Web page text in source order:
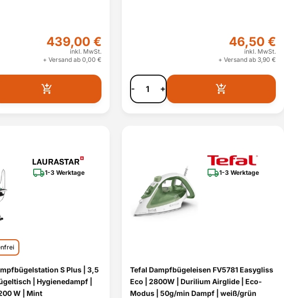
439,00 €
inkl. MwSt.
+ Versand ab 0,00 €
46,50 €
inkl. MwSt.
+ Versand ab 3,90 €
- +
1-3 Werktage
S Plus | 3,5
| Hygienedampf |
W | Mint
1-3 Werktage
Tefal Dampfbügeleisen FV5781 Easygliss
Eco | 2800W | Durilium Airglide | Eco-
Modus | 50g/min Dampf | weiß/grün